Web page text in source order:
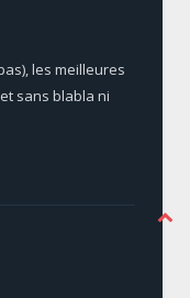
les meilleures
sans blabla ni